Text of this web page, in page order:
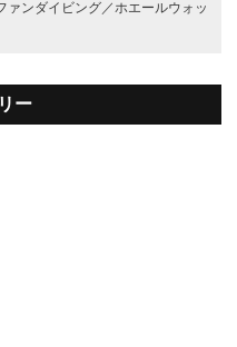
ァンダイビング／ホエールウォッ
ー